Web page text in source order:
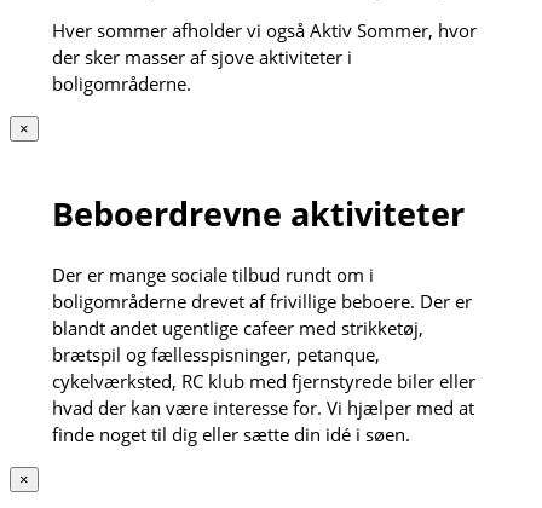
Hver sommer afholder vi også Aktiv Sommer, hvor
der sker masser af sjove aktiviteter i
boligområderne.
×
Beboerdrevne aktiviteter
Der er mange sociale tilbud rundt om i
boligområderne drevet af frivillige beboere. Der er
blandt andet ugentlige cafeer med strikketøj,
brætspil og fællesspisninger, petanque,
cykelværksted, RC klub med fjernstyrede biler eller
hvad der kan være interesse for. Vi hjælper med at
finde noget til dig eller sætte din idé i søen.
×